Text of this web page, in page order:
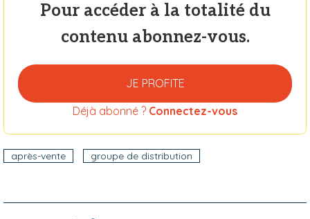
Pour accéder à la totalité du
contenu abonnez-vous.
JE PROFITE
Déjà abonné ? Connectez-vous
après-vente groupe de distribution